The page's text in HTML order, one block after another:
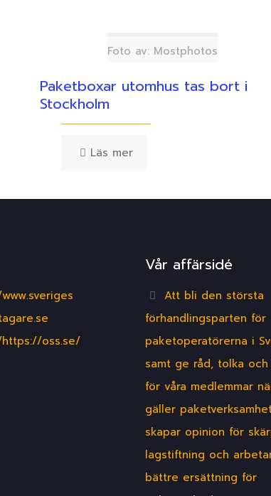
Foto av: Mostphotos
Paketboxar utomhus tas bort i
Stockholm
Läs mer
oss.se/
Vår affärsidé
Att bli den största
förhandlingsparten för
paketoperatörerna i
samt ge råd, tolka
för våra medlemmar
gäller
skapar opinion för
lagstiftning och
bättre ersättning för